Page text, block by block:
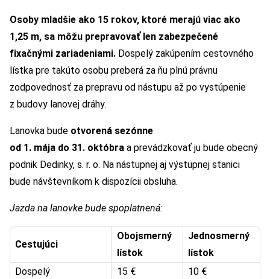
Osoby mladšie ako 15 rokov, ktoré merajú viac ako
1,25 m, sa môžu prepravovať len zabezpečené
fixačnými zariadeniami. Dospelý zakúpením cestovného
lístka pre takúto osobu preberá za ňu plnú právnu
zodpovednosť za prepravu od nástupu až po vystúpenie
z budovy lanovej dráhy.
Lanovka bude otvorená sezónne
od 1. mája do 31. októbra a prevádzkovať ju bude obecný
podnik Dedinky, s. r. o. Na nástupnej aj výstupnej stanici
bude návštevníkom k dispozícii obsluha.
Jazda na lanovke bude spoplatnená:
Cestujúci
Obojsmerný
lístok
Jednosmerný
lístok
Dospelý
15 €
10 €